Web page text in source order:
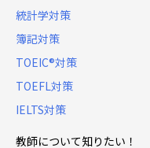
統計学対策
簿記対策
TOEIC®対策
TOEFL対策
IELTS対策
教師について知りたい！